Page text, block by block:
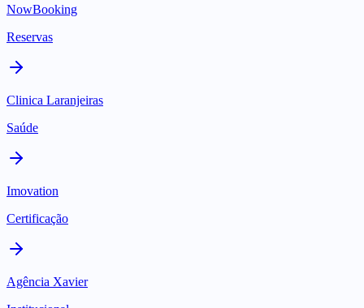
NowBooking
Reservas
Clinica Laranjeiras
Saúde
Imovation
Certificação
Agência Xavier